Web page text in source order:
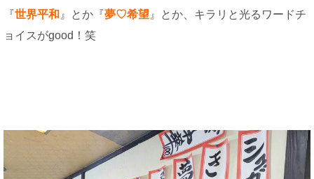
『世界平和 』とか『夢♡希望 』とか、キラリと光るワードチ
ョイスがgood！笑